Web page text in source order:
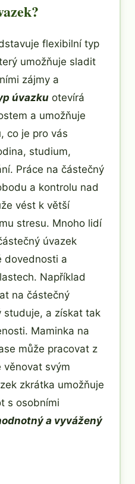
flexibilní typ
umožňuje sladit
zájmy a
úvazku otevírá
a umožňuje
co je pro vás
studium,
Práce na částečný
a kontrolu nad
vést k větší
stresu. Mnoho lidí
úvazek
dovednosti a
Například
na částečný
studuje, a získat tak
Maminka na
může pracovat z
věnovat svým
zkrátka umožňuje
s osobními
a vyvážený